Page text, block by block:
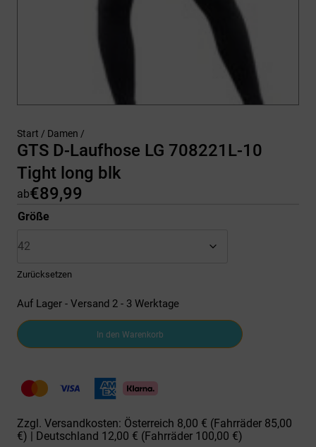
Start / Damen /
GTS D-Laufhose LG 708221L-10
Tight long blk
ab€89,99
Größe
Zurücksetzen
Auf Lager - Versand 2 - 3 Werktage
GTS
D-
Laufhose
10
Tight
blk
Menge
In den Warenkorb
Zzgl. Versandkosten: Österreich 8,00 € (Fahrräder 85,00
€) | Deutschland 12,00 € (Fahrräder 100,00 €)